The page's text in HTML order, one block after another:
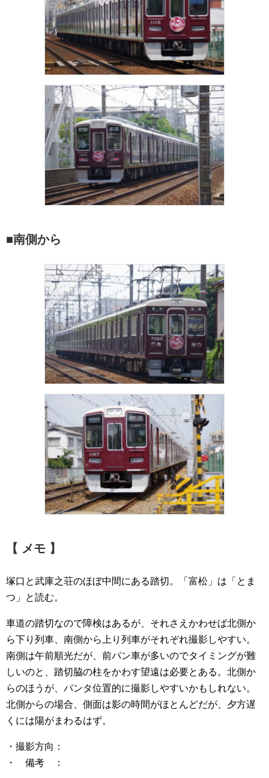
■南側から
【 メモ 】
塚口と武庫之荘のほぼ中間にある踏切。「富松」は「とま
つ」と読む。
車道の踏切なので障検はあるが、それさえかわせば北側か
ら下り列車、南側から上り列車がそれぞれ撮影しやすい。
南側は午前順光だが、前パン車が多いのでタイミングが難
しいのと、踏切脇の柱をかわす望遠は必要とある。北側か
らのほうが、パンタ位置的に撮影しやすいかもしれない。
北側からの場合、側面は影の時間がほとんどだが、夕方遅
くには陽がまわるはず。
・撮影方向：
・ 備考 ：